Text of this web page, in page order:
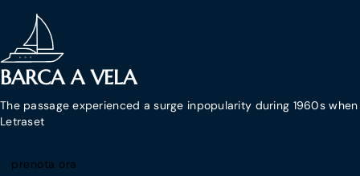
BARCA A VELA
The passage experienced a surge inpopularity during 1960s when
Letraset
prenota ora